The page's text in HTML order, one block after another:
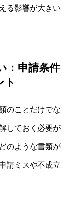
る影響が大きい
：申請条件
ト
のことだけでな
しておく必要が
のような書類が
請ミスや不成立